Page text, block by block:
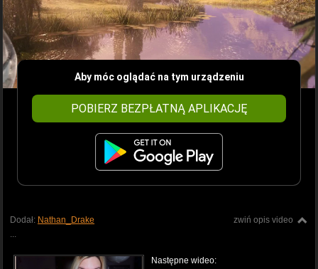
Aby móc oglądać na tym urządzeniu
POBIERZ BEZPŁATNĄ APLIKACJĘ
zwiń opis video
Dodał: Nathan_Drake
Następne wideo: